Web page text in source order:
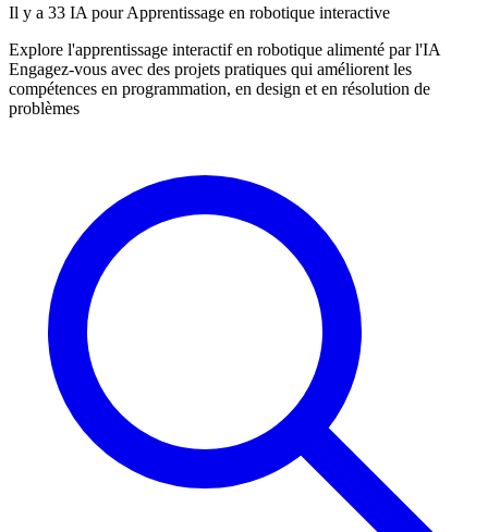
Il y a 33 IA pour Apprentissage en robotique interactive
Explore l'apprentissage interactif en robotique alimenté par l'IA
Engagez-vous avec des projets pratiques qui améliorent les
compétences en programmation, en design et en résolution de
problèmes